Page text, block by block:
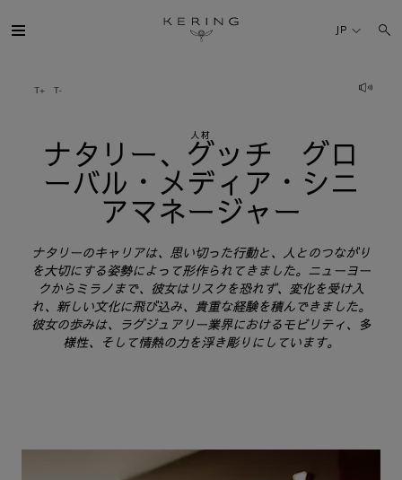
タ
ー、
チ
ル・
ア・
ブランド
人材
FINANCE
プレスルーム
JP
人材
ナタリー、グッチ グロ
ーバル・メディア・シニ
アマネージャー
ナタリーのキャリアは、思い切った行動と、人とのつながり
を大切にする姿勢によって形作られてきました。ニューヨー
クからミラノまで、彼女はリスクを恐れず、変化を受け入
れ、新しい文化に飛び込み、貴重な経験を積んできました。
彼女の歩みは、ラグジュアリー業界におけるモビリティ、多
様性、そして情熱の力を浮き彫りにしています。